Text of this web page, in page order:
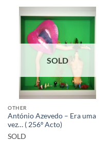
SOLD
OTHER
António Azevedo – Era uma
vez… ( 256º Acto)
SOLD